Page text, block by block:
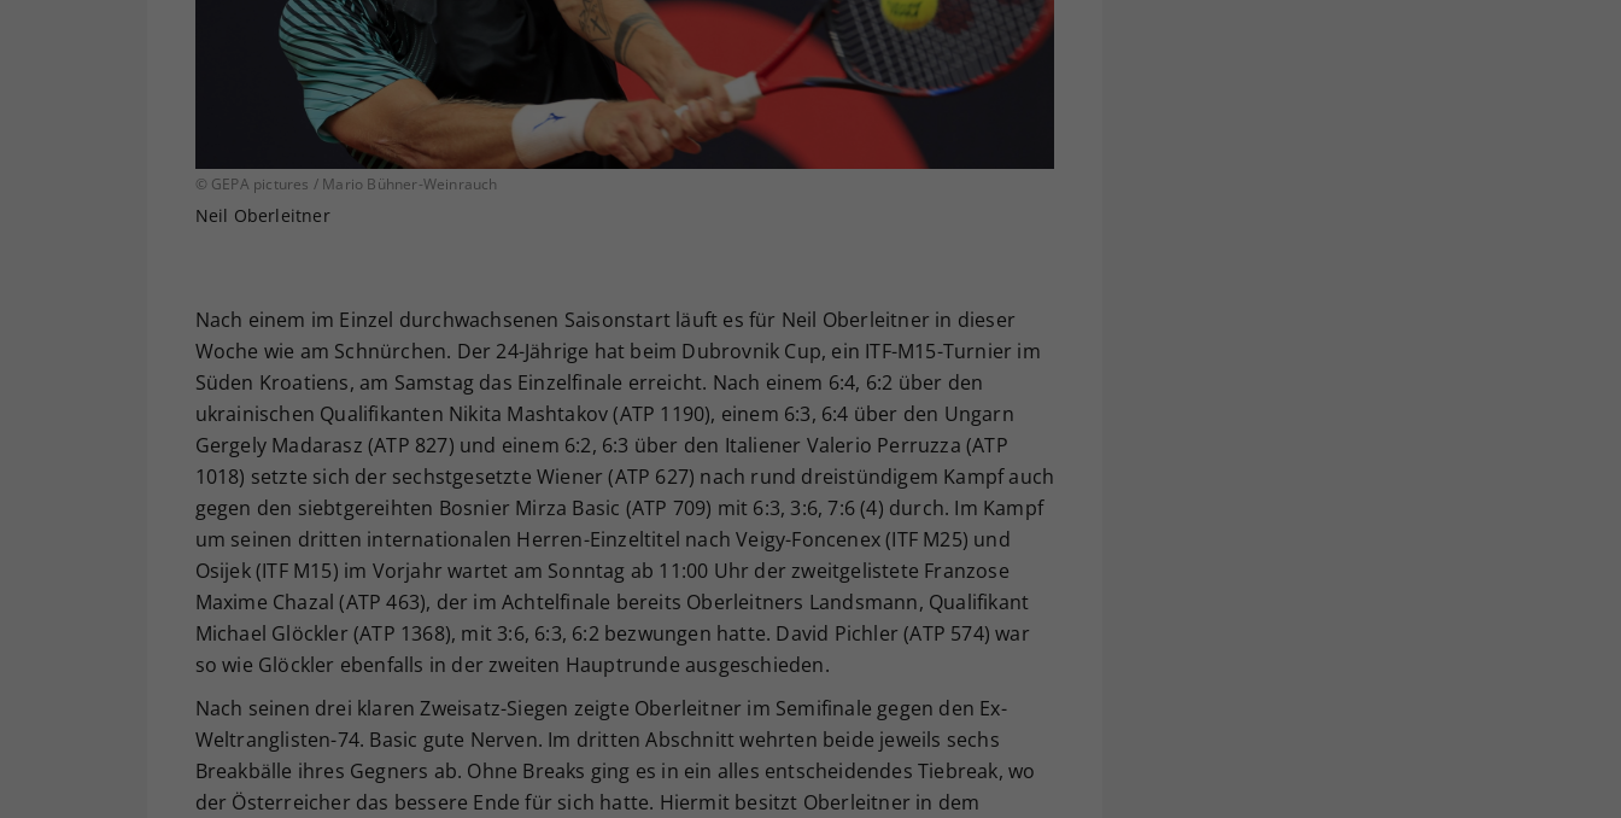
© GEPA pictures / Mario Bühner-Weinrauch
Neil Oberleitner
Nach einem im Einzel durchwachsenen Saisonstart läuft es für Neil Oberleitner in dieser
Woche wie am Schnürchen. Der 24-Jährige hat beim Dubrovnik Cup, ein ITF-M15-Turnier im
Süden Kroatiens, am Samstag das Einzelfinale erreicht. Nach einem 6:4, 6:2 über den
ukrainischen Qualifikanten Nikita Mashtakov (ATP 1190), einem 6:3, 6:4 über den Ungarn
Gergely Madarasz (ATP 827) und einem 6:2, 6:3 über den Italiener Valerio Perruzza (ATP
1018) setzte sich der sechstgesetzte Wiener (ATP 627) nach rund dreistündigem Kampf auch
gegen den siebtgereihten Bosnier Mirza Basic (ATP 709) mit 6:3, 3:6, 7:6 (4) durch. Im Kampf
um seinen dritten internationalen Herren-Einzeltitel nach Veigy-Foncenex (ITF M25) und
Osijek (ITF M15) im Vorjahr wartet am Sonntag ab 11:00 Uhr der zweitgelistete Franzose
Maxime Chazal (ATP 463), der im Achtelfinale bereits Oberleitners Landsmann, Qualifikant
Michael Glöckler (ATP 1368), mit 3:6, 6:3, 6:2 bezwungen hatte. David Pichler (ATP 574) war
so wie Glöckler ebenfalls in der zweiten Hauptrunde ausgeschieden.
Nach seinen drei klaren Zweisatz-Siegen zeigte Oberleitner im Semifinale gegen den Ex-
Weltranglisten-74. Basic gute Nerven. Im dritten Abschnitt wehrten beide jeweils sechs
Breakbälle ihres Gegners ab. Ohne Breaks ging es in ein alles entscheidendes Tiebreak, wo
der Österreicher das bessere Ende für sich hatte. Hiermit besitzt Oberleitner in dem
Ihrer vorgenommen Einstellungen, falls der
Webseiten-Betreiber dies eingestellt hat.